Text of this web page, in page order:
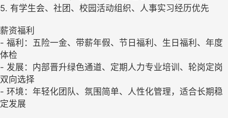
5. 有学生会、社团、校园活动组织、人事实习经历优先
薪资福利
- 福利：五险一金、带薪年假、节日福利、生日福利、年度
体检
- 发展：内部晋升绿色通道、定期人力专业培训、轮岗定岗
双向选择
- 环境：年轻化团队、氛围简单、人性化管理，适合长期稳
定发展